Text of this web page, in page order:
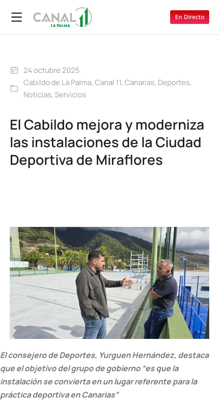
En Directo
24 octubre 2025
Cabildo de La Palma, Canal 11, Canarias, Deportes,
Noticias, Servicios
El Cabildo mejora y moderniza
las instalaciones de la Ciudad
Deportiva de Miraflores
El consejero de Deportes, Yurguen Hernández, destaca
que el objetivo del grupo de gobierno “es que la
instalación se convierta en un lugar referente para la
práctica deportiva en Canarias”